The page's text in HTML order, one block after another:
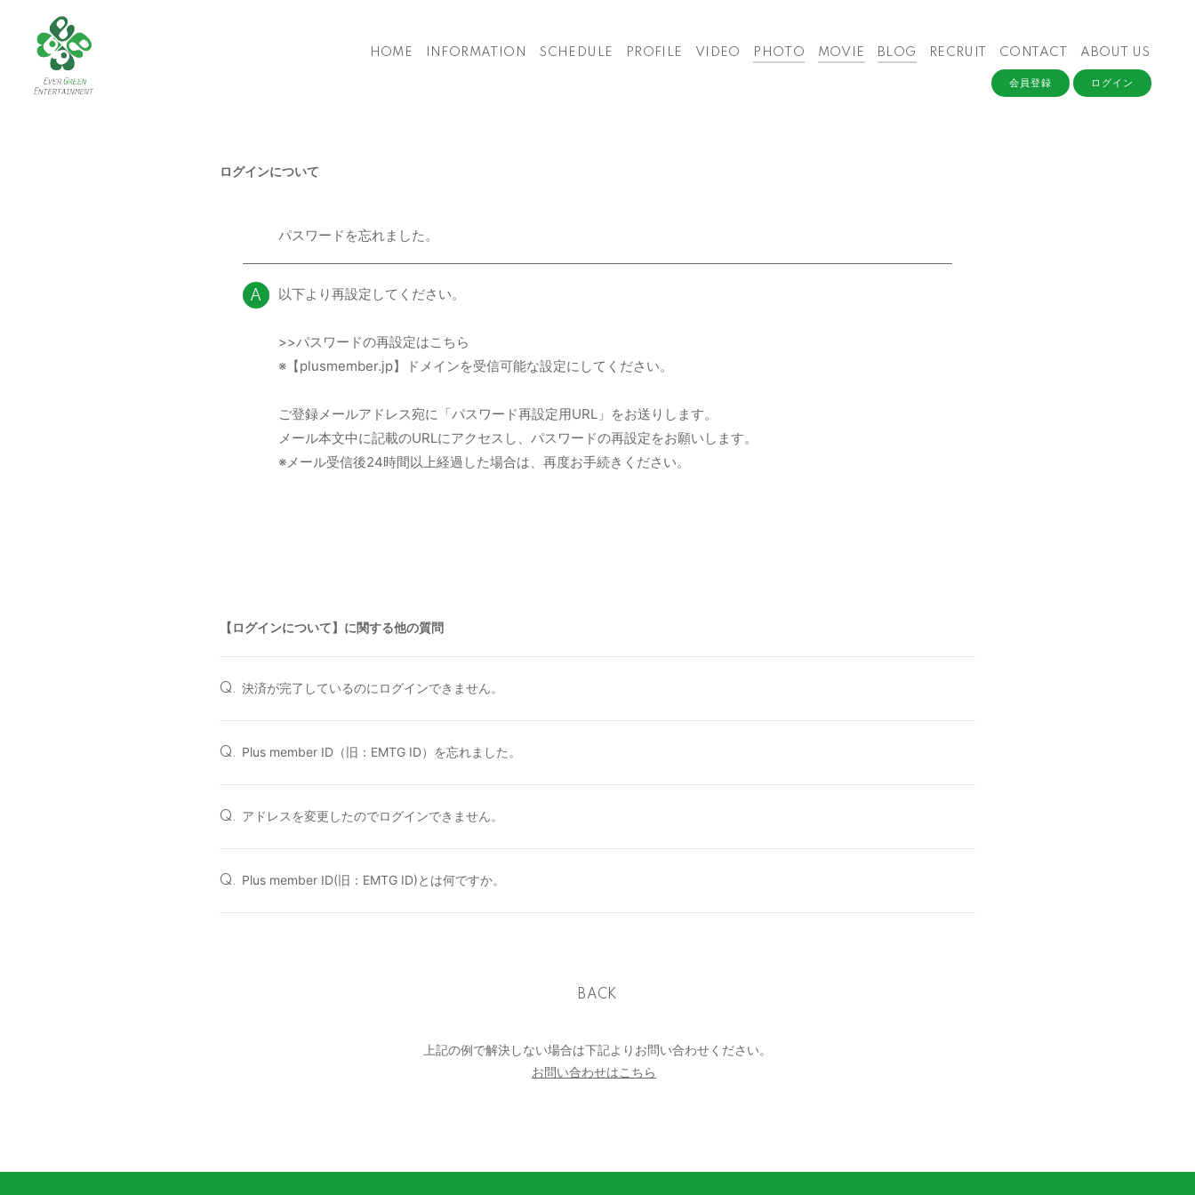
HOME INFORMATION SCHEDULE PROFILE VIDEO PHOTO MOVIE BLOG RECRUIT CONTACT ABOUT US
会員登録 ログイン
ログインについて
パスワードを忘れました。
A 以下より再設定してください。
>>パスワードの再設定はこちら
※【plusmember.jp】ドメインを受信可能な設定にしてください。
ご登録メールアドレス宛に「パスワード再設定用URL」をお送りします。
メール本文中に記載のURLにアクセスし、パスワードの再設定をお願いします。
※メール受信後24時間以上経過した場合は、再度お手続きください。
【ログインについて】に関する他の質問
Q. 決済が完了しているのにログインできません。
Q. Plus member ID（旧：EMTG ID）を忘れました。
Q. アドレスを変更したのでログインできません。
Q. Plus member ID(旧：EMTG ID)とは何ですか。
BACK
上記の例で解決しない場合は下記よりお問い合わせください。
お問い合わせはこちら